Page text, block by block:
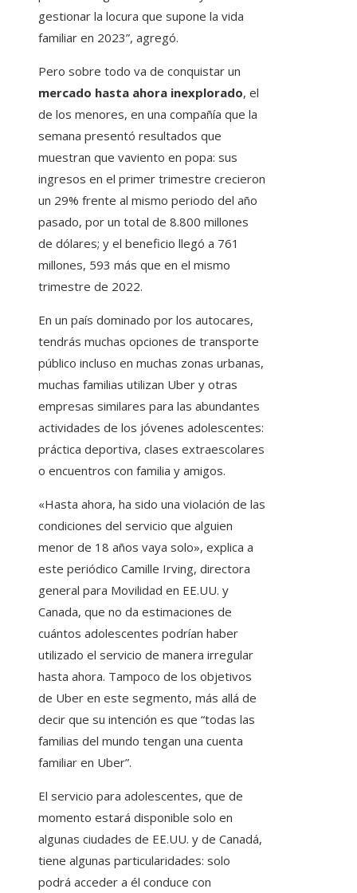
gestionar la locura que supone la vida
familiar en 2023”, agregó.
Pero sobre todo va de conquistar un
mercado hasta ahora inexplorado, el
de los menores, en una compañía que la
semana presentó resultados que
muestran que vaviento en popa: sus
ingresos en el primer trimestre crecieron
un 29% frente al mismo periodo del año
pasado, por un total de 8.800 millones
de dólares; y el beneficio llegó a 761
millones, 593 más que en el mismo
trimestre de 2022.
En un país dominado por los autocares,
tendrás muchas opciones de transporte
público incluso en muchas zonas urbanas,
muchas familias utilizan Uber y otras
empresas similares para las abundantes
actividades de los jóvenes adolescentes:
práctica deportiva, clases extraescolares
o encuentros con familia y amigos.
«Hasta ahora, ha sido una violación de las
condiciones del servicio que alguien
menor de 18 años vaya solo», explica a
este periódico Camille Irving, directora
general para Movilidad en EE.UU. y
Canada, que no da estimaciones de
cuántos adolescentes podrían haber
utilizado el servicio de manera irregular
hasta ahora. Tampoco de los objetivos
de Uber en este segmento, más allá de
decir que su intención es que “todas las
familias del mundo tengan una cuenta
familiar en Uber”.
El servicio para adolescentes, que de
momento estará disponible solo en
algunas ciudades de EE.UU. y de Canadá,
tiene algunas particularidades: solo
podrá acceder a él conduce con